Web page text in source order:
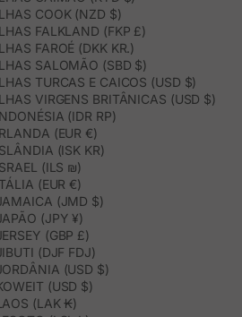
COOK (NZD $)
FALKLAND (FKP £)
FAROÉ (DKK KR.)
SALOMÃO (SBD $)
TURCAS E CAICOS (USD $)
VIRGENS BRITÂNICAS (USD $)
(IDR RP)
(EUR €)
(ISK KR)
(ILS ₪)
(EUR €)
(JMD $)
(JPY ¥)
(GBP £)
(DJF FDJ)
(USD $)
(USD $)
(LAK ₭)